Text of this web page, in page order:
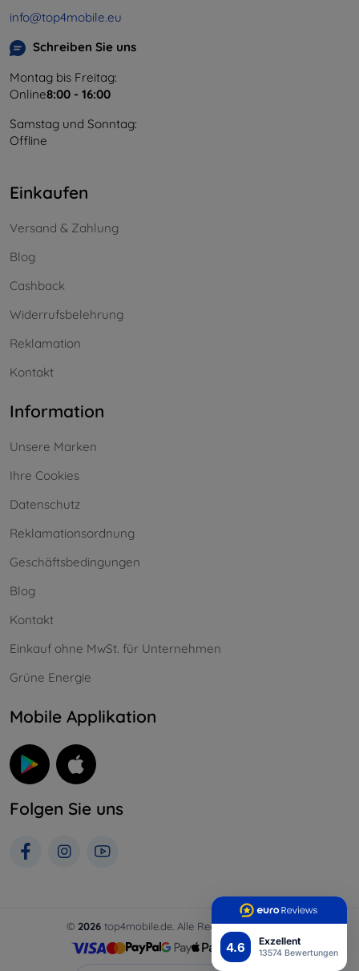
4.6 Exzellent
13574 Bewertungen
info@top4mobile.eu
Schreiben Sie uns
Montag bis Freitag:
Online8:00 - 16:00
Samstag und Sonntag:
Offline
Einkaufen
Versand & Zahlung
Blog
Cashback
Widerrufsbelehrung
Reklamation
Kontakt
Information
Unsere Marken
Ihre Cookies
Datenschutz
Reklamationsordnung
Geschäftsbedingungen
Blog
Kontakt
Einkauf ohne MwSt. für Unternehmen
Grüne Energie
Mobile Applikation
Folgen Sie uns
© 2026 top4mobile.de. Alle Rechte vorbehalten.